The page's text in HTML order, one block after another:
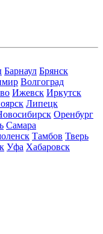
Барнаул Брянск
Волгоград
Ижевск Иркутск
Липецк
Оренбург
Самара
Тамбов Тверь
Уфа Хабаровск